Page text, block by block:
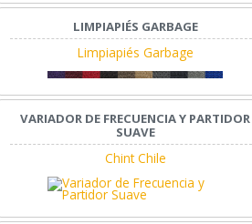
LIMPIAPIÉS GARBAGE
Limpiapiés Garbage
VARIADOR DE FRECUENCIA Y PARTIDOR
SUAVE
Chint Chile